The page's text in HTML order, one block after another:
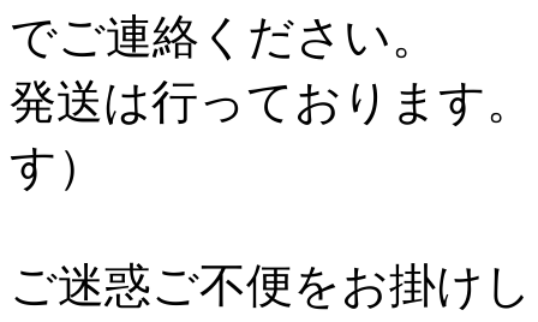
でご連絡ください。
発送は行っております
す）
ご迷惑ご不便をお掛け